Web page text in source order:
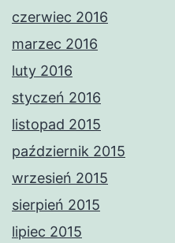
czerwiec 2016
marzec 2016
luty 2016
styczeń 2016
listopad 2015
październik 2015
wrzesień 2015
sierpień 2015
lipiec 2015